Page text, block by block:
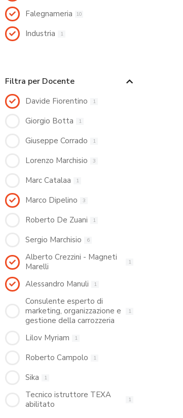
Falegnameria 10
Industria 1
Filtra per Docente
Davide Fiorentino 1
Giorgio Botta 1
Giuseppe Corrado 1
Lorenzo Marchisio 3
Marc Catalaa 1
Marco Dipelino 3
Roberto De Zuani 1
Sergio Marchisio 6
Alberto Crezzini - Magneti
Marelli
1
Alessandro Manuli 1
Consulente esperto di
marketing, organizzazione e
gestione della carrozzeria
1
Lilov Myriam 1
Roberto Campolo 1
Sika 1
Tecnico istruttore TEXA
abilitato
1